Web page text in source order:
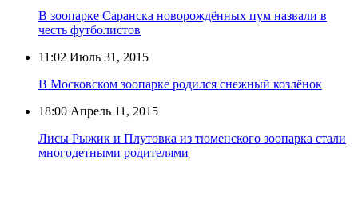
В зоопарке Саранска новорождённых пум назвали в
честь футболистов
11:02 Июль 31, 2015
В Московском зоопарке родился снежный козлёнок
18:00 Апрель 11, 2015
Лисы Рыжик и Плутовка из тюменского зоопарка стали
многодетными родителями